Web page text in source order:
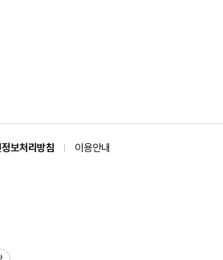
보처리방침 이용안내